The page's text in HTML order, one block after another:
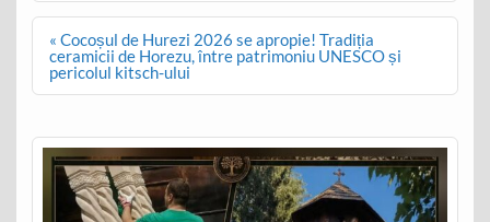
Post
navigation
« Cocoșul de Hurezi 2026 se apropie! Tradiția
ceramicii de Horezu, între patrimoniu UNESCO și
pericolul kitsch-ului